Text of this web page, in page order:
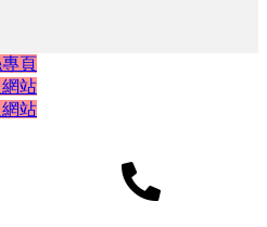
頁
站
站